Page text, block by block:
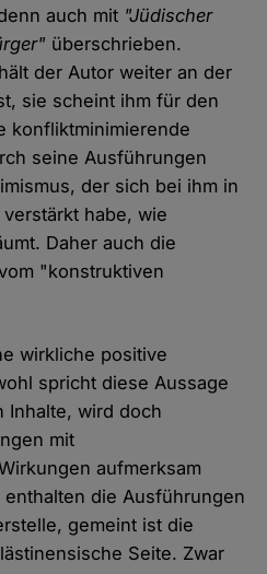
auch mit "Jüdischer
überschrieben.
der Autor weiter an der
sie scheint ihm für den
konfliktminimierende
seine Ausführungen
der sich bei ihm in
habe, wie
Daher auch die
"konstruktiven
wirkliche positive
spricht diese Aussage
Inhalte, wird doch
mit
aufmerksam
die Ausführungen
gemeint ist die
Seite. Zwar